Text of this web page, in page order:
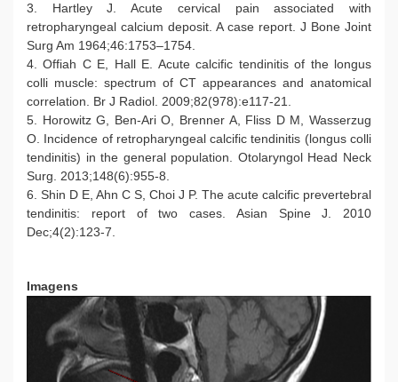
3. Hartley J. Acute cervical pain associated with
retropharyngeal calcium deposit. A case report. J Bone Joint
Surg Am 1964;46:1753–1754.
4. Offiah C E, Hall E. Acute calcific tendinitis of the longus
colli muscle: spectrum of CT appearances and anatomical
correlation. Br J Radiol. 2009;82(978):e117-21.
5. Horowitz G, Ben-Ari O, Brenner A, Fliss D M, Wasserzug
O. Incidence of retropharyngeal calcific tendinitis (longus colli
tendinitis) in the general population. Otolaryngol Head Neck
Surg. 2013;148(6):955-8.
6. Shin D E, Ahn C S, Choi J P. The acute calcific prevertebral
tendinitis: report of two cases. Asian Spine J. 2010
Dec;4(2):123-7.
Imagens